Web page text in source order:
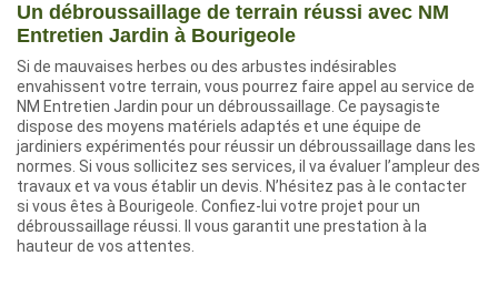
Un débroussaillage de terrain réussi avec NM
Entretien Jardin à Bourigeole
Si de mauvaises herbes ou des arbustes indésirables
envahissent votre terrain, vous pourrez faire appel au service de
NM Entretien Jardin pour un débroussaillage. Ce paysagiste
dispose des moyens matériels adaptés et une équipe de
jardiniers expérimentés pour réussir un débroussaillage dans les
normes. Si vous sollicitez ses services, il va évaluer l’ampleur des
travaux et va vous établir un devis. N’hésitez pas à le contacter
si vous êtes à Bourigeole. Confiez-lui votre projet pour un
débroussaillage réussi. Il vous garantit une prestation à la
hauteur de vos attentes.